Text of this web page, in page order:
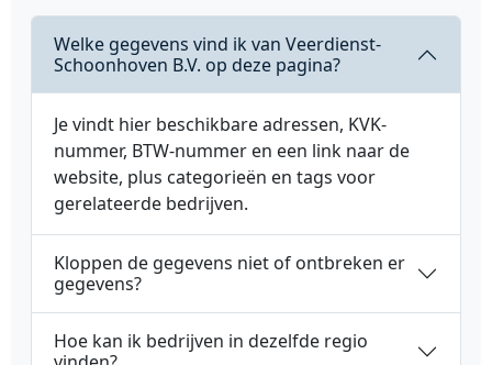
Welke gegevens vind ik van Veerdienst-
Schoonhoven B.V. op deze pagina?
Je vindt hier beschikbare adressen, KVK-
nummer, BTW-nummer en een link naar de
website, plus categorieën en tags voor
gerelateerde bedrijven.
Kloppen de gegevens niet of ontbreken er
gegevens?
Hoe kan ik bedrijven in dezelfde regio